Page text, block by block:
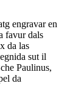
engravar en
favur dals
da las
sut il
Paulinus,
da